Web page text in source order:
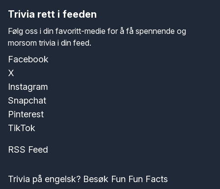
Trivia rett i feeden
Følg oss i din favoritt-medie for å få spennende og
morsom trivia i din feed.
Facebook
X
Instagram
Snapchat
Pinterest
TikTok
RSS Feed
Trivia på engelsk? Besøk Fun Fun Facts